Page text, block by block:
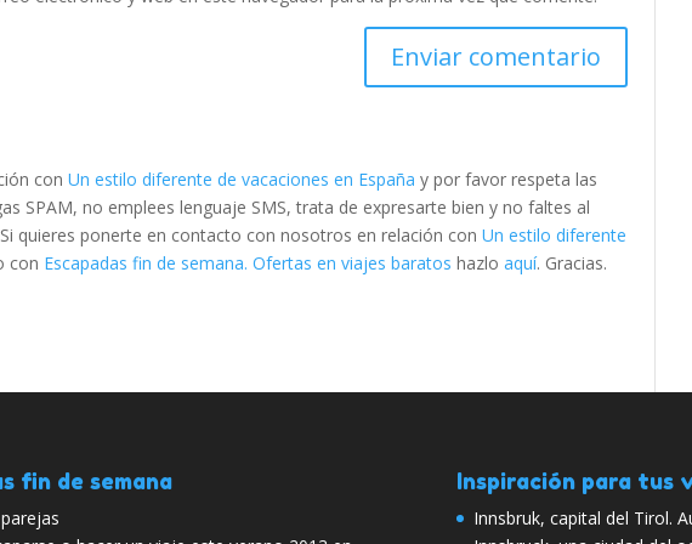
conUn estilo diferente de vacaciones en España y por favor respeta las
SPAM, no emplees lenguaje SMS, trata de expresarte bien y no faltes al
quieres ponerte en contacto con nosotros en relación conUn estilo diferente
con Escapadas fin de semana. Ofertas en viajes baratos hazloaquí. Gracias.
fin de semana Inspiración para tus
Innsbruk, capital del Tirol.